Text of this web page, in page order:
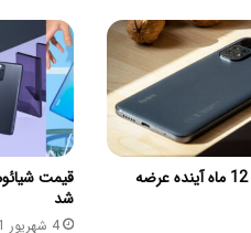
سری ردمی نوت 12 ماه آینده عرضه
شد
4 شهریور 1401